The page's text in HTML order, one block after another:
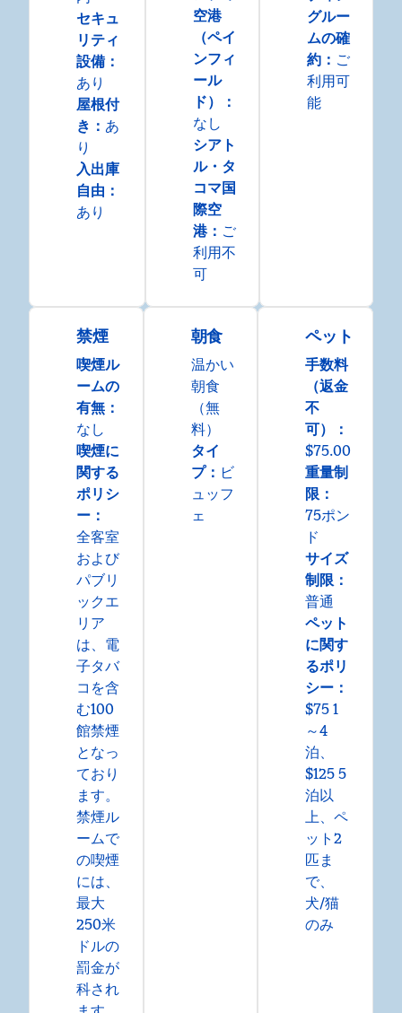
セキュ
リティ
設備 ：
あり
屋根付
き ： あ
り
入出庫
自由 ：
あり
空港
（ペイ
ンフィ
ール
ド）
：
なし
シアト
ル・タ
コマ国
際空
港： ご
利用不
可
グルー
ムの確
約 ： ご
利用可
能
禁煙
喫煙ル
ームの
有無：
なし
喫煙に
関する
ポリシ
ー：
全客室
および
パブリ
ックエ
リア
は、電
子タバ
コを含
む100
館禁煙
となっ
ており
ます。
禁煙ル
ームで
の喫煙
には、
最大
250米
ドルの
罰金が
科され
朝食
温かい
朝食
（無
料）
タイ
プ： ビ
ュッフ
ェ
ペット
手数料
（返金
不
可）：
$75.00
重量制
限：
75ポン
ド
サイズ
制限：
普通
ペット
に関す
るポリ
シー：
$75 1
～4
泊、
$125 5
泊以
上、ペ
ット2
匹ま
で、
犬/猫
のみ